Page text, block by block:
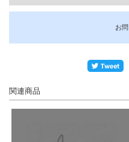
お
関連商品